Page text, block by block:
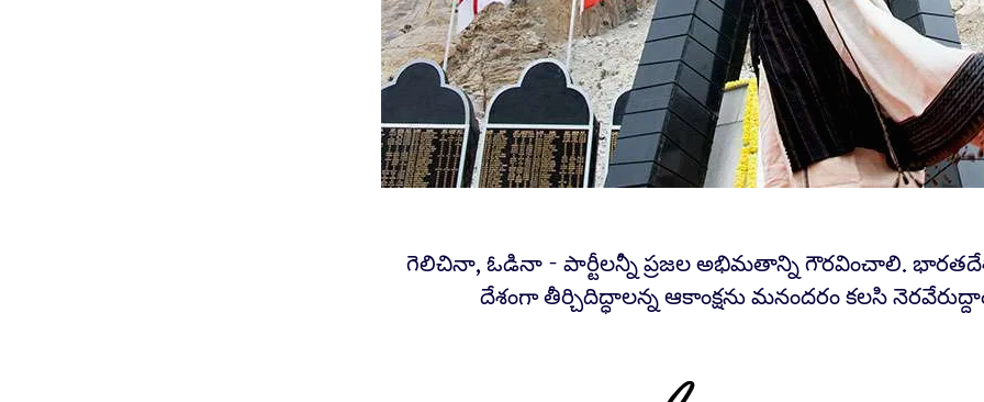
గెలిచినా, ఓడినా - పార్టీలన్నీ ప్రజల అభిమతాన్ని గౌరవించాలి.
దేశంగా తీర్చిదిద్ధాలన్న ఆకాంక్షను మనందరం కలసి